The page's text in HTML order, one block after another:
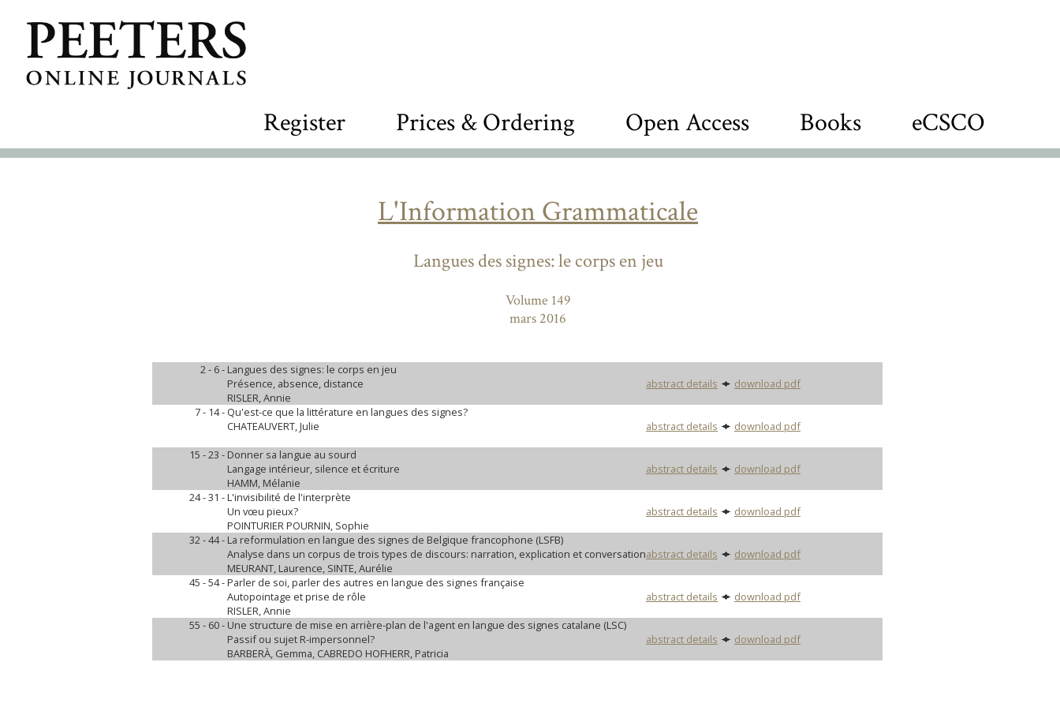
Register Prices & Ordering Open Access Books eCSCO
L'Information Grammaticale
Langues des signes: le corps en jeu
Volume 149
mars 2016
2 - 6 - Langues des signes: le corps en jeu
Présence, absence, distance
RISLER, Annie
abstract details
download pdf
7 - 14 - Qu'est-ce que la littérature en langues des signes?
CHATEAUVERT, Julie
abstract details
download pdf
15 - 23 - Donner sa langue au sourd
Langage intérieur, silence et écriture
HAMM, Mélanie
abstract details
download pdf
24 - 31 -L'invisibilité de l'interprète
Un vœu pieux?
POINTURIER POURNIN, Sophie
abstract details
download pdf
32 - 44 - La reformulation en langue des signes de Belgique francophone (LSFB)
Analyse dans un corpus de trois types de discours: narration, explication et conversation
MEURANT, Laurence, SINTE, Aurélie
abstract details
download pdf
45 - 54 -Parler de soi, parler des autres en langue des signes française
Autopointage et prise de rôle
RISLER, Annie
abstract details
download pdf
55 - 60 - Une structure de mise en arrière-plan de l'agent en langue des signes catalane (LSC)
Passif ou sujet R-impersonnel?
BARBERÀ, Gemma, CABREDO HOFHERR, Patricia
abstract details download pdf